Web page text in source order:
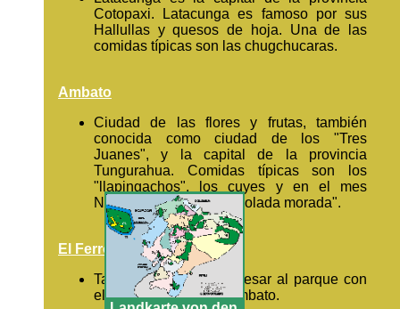
Cotopaxi. Latacunga es famoso por sus
Hallullas y quesos de hoja. Una de las
comidas típicas son las chugchucaras.
Ambato
Ciudad de las flores y frutas, también
conocida como ciudad de los "Tres
Juanes", y la capital de la provincia
Tungurahua. Comidas típicas son los
"llapingachos", los cuyes y en el mes
Noviembre la famosa "colada morada".
El Ferrocarril
También se puede ingresar al parque con
el tren desde Quito y Ambato.